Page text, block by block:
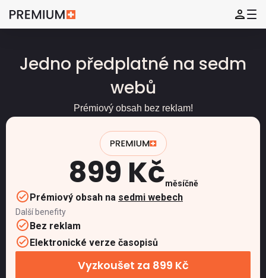
Jedno předplatné na sedm
webů
Prémiový obsah bez reklam!
899 Kčměsíčně
Prémiový obsah na sedmi webech
Další benefity
Bez reklam
Elektronické verze časopisů
Vyzkoušet za 899 Kč